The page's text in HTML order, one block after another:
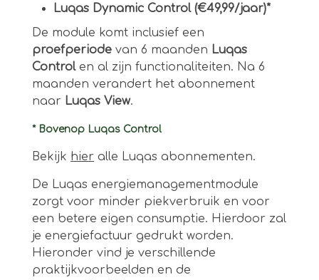
Luqas Dynamic Control (€49,99/jaar)*
De module komt inclusief een
proefperiode van 6 maanden Luqas
Controlen al zijn functionaliteiten. Na 6
maanden verandert het abonnement
naar Luqas View.
* Bovenop Luqas Control
Bekijk hier alle Luqas abonnementen.
De Luqas energiemanagementmodule
zorgt voor minder piekverbruik en voor
een betere eigen consumptie. Hierdoor zal
je energiefactuur gedrukt worden.
Hieronder vind je verschillende
praktijkvoorbeelden en de